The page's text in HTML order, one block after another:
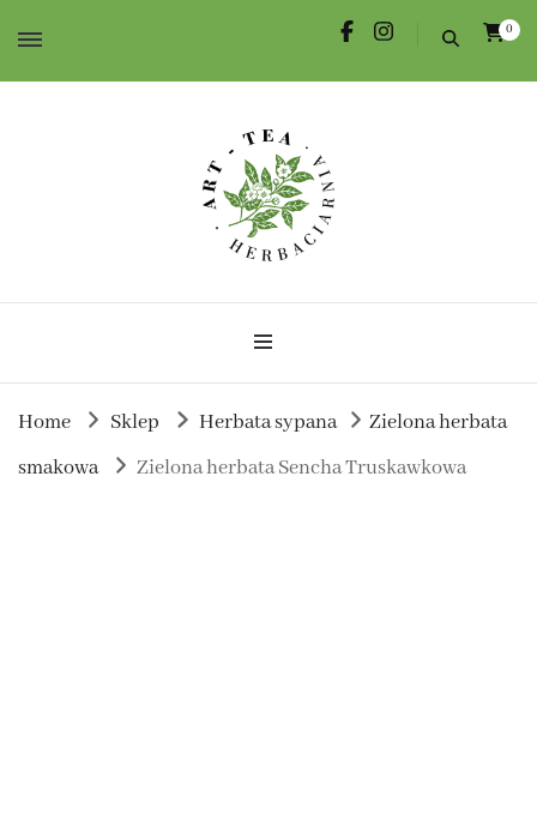
0
Herbaciarnia Art-Tea
Home Sklep Herbata sypana
Zielona herbata
smakowa
Zielona herbata Sencha Truskawkowa